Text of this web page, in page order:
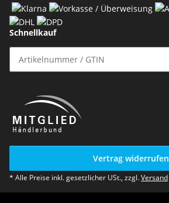
Schnellkauf
Vertrag widerrufen
* Alle Preise inkl. gesetzlicher USt., zzgl.Versand